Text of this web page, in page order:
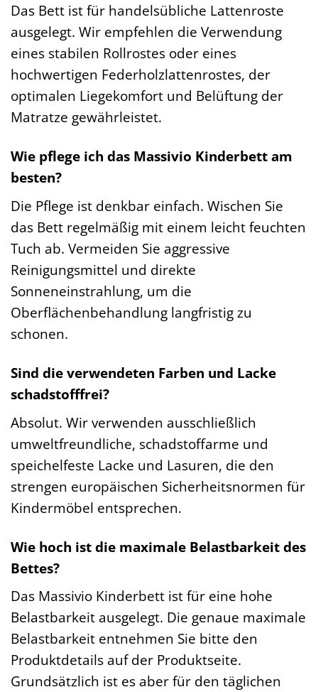
Das Bett ist für handelsübliche Lattenroste
ausgelegt. Wir empfehlen die Verwendung
eines stabilen Rollrostes oder eines
hochwertigen Federholzlattenrostes, der
optimalen Liegekomfort und Belüftung der
Matratze gewährleistet.
Wie pflege ich das Massivio Kinderbett am
besten?
Die Pflege ist denkbar einfach. Wischen Sie
das Bett regelmäßig mit einem leicht feuchten
Tuch ab. Vermeiden Sie aggressive
Reinigungsmittel und direkte
Sonneneinstrahlung, um die
Oberflächenbehandlung langfristig zu
schonen.
Sind die verwendeten Farben und Lacke
schadstofffrei?
Absolut. Wir verwenden ausschließlich
umweltfreundliche, schadstoffarme und
speichelfeste Lacke und Lasuren, die den
strengen europäischen Sicherheitsnormen für
Kindermöbel entsprechen.
Wie hoch ist die maximale Belastbarkeit des
Bettes?
Das Massivio Kinderbett ist für eine hohe
Belastbarkeit ausgelegt. Die genaue maximale
Belastbarkeit entnehmen Sie bitte den
Produktdetails auf der Produktseite.
Grundsätzlich ist es aber für den täglichen